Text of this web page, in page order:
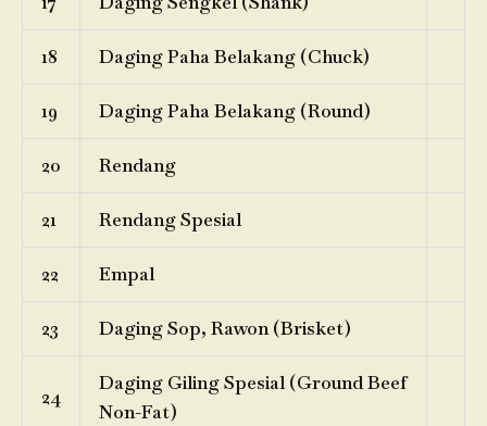
18 Daging Paha Belakang (Chuck)
19 Daging Paha Belakang (Round)
20 Rendang
21 Rendang Spesial
22 Empal
23 Daging Sop, Rawon (Brisket)
24
Daging Giling Spesial (Ground Beef
Non-Fat)